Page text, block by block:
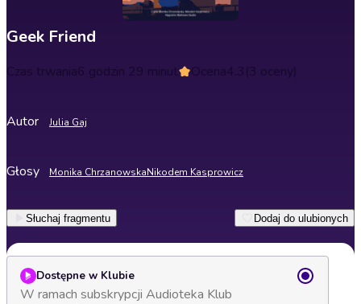
Geek Friend
Czas trwania6 godzin 29 minut Ocena4.3(3 oceny)
Autor Julia Gaj
Głosy Monika ChrzanowskaNikodem Kasprowicz
Słuchaj fragmentu Dodaj do ulubionych
Dostępne w Klubie
W ramach subskrypcji Audioteka Klub